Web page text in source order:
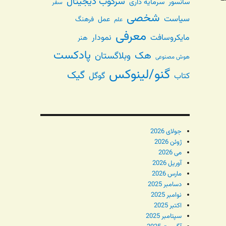
سفر
سیاست شخصی علم عمل فرهنگ
مایکروسافت معرفی نمودار هنر
هوش مصنوعی هک وبلاگستان پادکست
کتاب گنو/لینوکس گوگل گیک
جولای 2026
ژوئن 2026
می 2026
آوریل 2026
مارس 2026
دسامبر 2025
نوامبر 2025
اکتبر 2025
سپتامبر 2025